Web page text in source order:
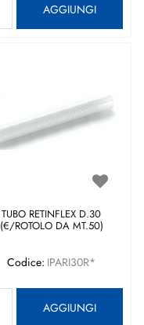
AGGIUNGI
TUBO RETINFLEX D.30
(€/ROTOLO DA MT.50)
Codice: IPARI30R*
AGGIUNGI